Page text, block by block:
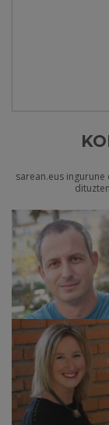
sarean.eus